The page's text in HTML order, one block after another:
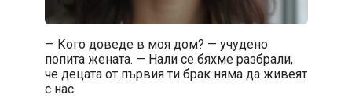
— Кого доведе в моя дом? — учудено
попита жената. — Нали се бяхме разбрали,
че децата от първия ти брак няма да живеят
с нас.